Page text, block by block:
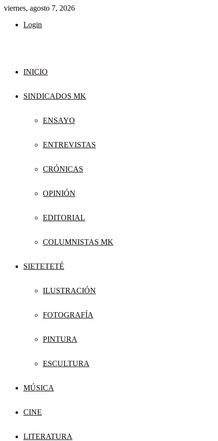
viernes, agosto 7, 2026
Login
INICIO
SINDICADOS MK
ENSAYO
ENTREVISTAS
CRÓNICAS
OPINIÓN
EDITORIAL
COLUMNISTAS MK
SIETETETÉ
ILUSTRACIÓN
FOTOGRAFÍA
PINTURA
ESCULTURA
MÚSICA
CINE
LITERATURA